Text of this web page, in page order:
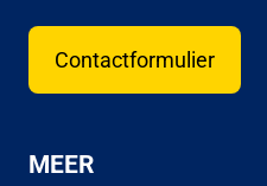
Contactformulier
MEER